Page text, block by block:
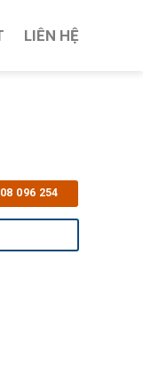
LIÊN HỆ
096 254